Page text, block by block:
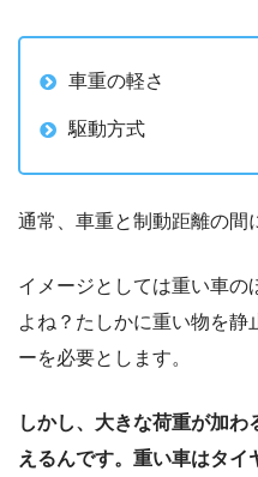
車重の軽さ
駆動方式
通常、車重と制動距離の間
イメージとしては重い車の
よね？たしかに重い物を
ーを必要とします。
しかし、大きな荷重が加
えるんです。重い車はタイ